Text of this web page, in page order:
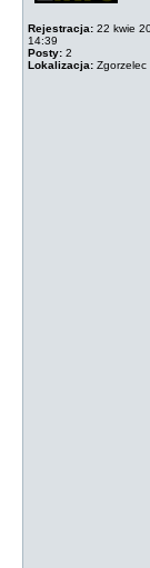
Rejestracja: 22 kwie
14:39
Posty: 2
Lokalizacja: Zgorzelec